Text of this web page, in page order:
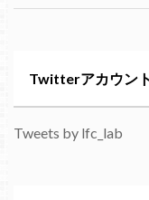
Twitterアカウント
Tweets by lfc_lab